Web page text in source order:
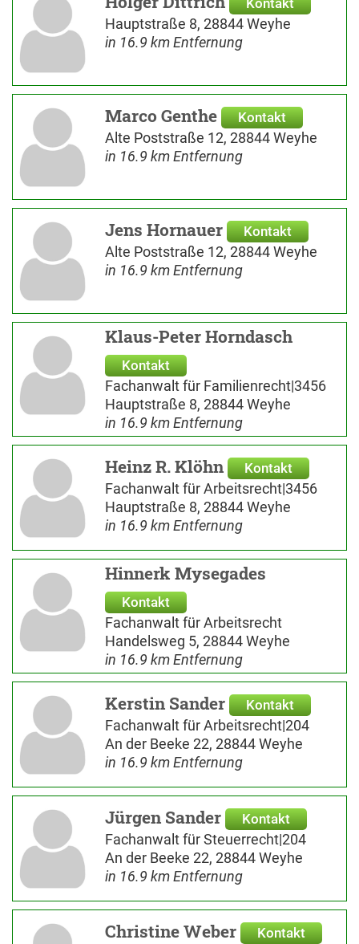
Kontakt
Hauptstraße 8, 28844 Weyhe
in 16.9 km Entfernung
Marco Genthe Kontakt
Alte Poststraße 12, 28844 Weyhe
in 16.9 km Entfernung
Jens Hornauer Kontakt
Alte Poststraße 12, 28844 Weyhe
in 16.9 km Entfernung
Klaus-Peter Horndasch
Kontakt
Fachanwalt für Familienrecht|3456
Hauptstraße 8, 28844 Weyhe
in 16.9 km Entfernung
Heinz R. Klöhn Kontakt
Fachanwalt für Arbeitsrecht|3456
Hauptstraße 8, 28844 Weyhe
in 16.9 km Entfernung
Hinnerk Mysegades
Kontakt
Fachanwalt für Arbeitsrecht
Handelsweg 5, 28844 Weyhe
in 16.9 km Entfernung
Kerstin Sander Kontakt
Fachanwalt für Arbeitsrecht|204
An der Beeke 22, 28844 Weyhe
in 16.9 km Entfernung
Jürgen Sander Kontakt
Fachanwalt für Steuerrecht|204
An der Beeke 22, 28844 Weyhe
in 16.9 km Entfernung
Christine Weber Kontakt